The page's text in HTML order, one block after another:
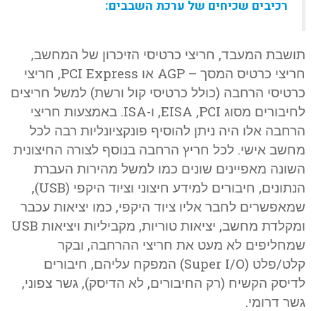
רכיבים שכיחים של ערכת השבבים:
תושבת המעבד, חריצי כרטיסי הזיכרון של המחשב,
חריצי כרטיס המסך – AGP או PCI Express, חריצי
כרטיסי הרחבה (כולל כרטיסי קול ורשת) למשל חריצים
לחיבורים מסוג PCI,‏ EISA, ו-ISA. באמצעות חריצי
הרחבה אלו היה ניתן להוסיף פונקציונליות רבה לכל
מחשב אישי. לכל חריץ הרחבה בנוסף לצורה החיצונית
השונה מאפיינים שונים כמו למשל מהירות העברת
הנתונים, חיבורים למידע חיצוני וציוד היקפי (USB),
שמאפשרים לחבר אליו ציוד היקפי, כמו יציאות עכבר
ומקלדת מחשב, יציאות טוריות, מקביליות ויציאות USB
שמחליפים לא מעט את חריצי ההרחבה, ובקר
קלט/פלט (Super I/O) המפקח עליהם, חיבורים
לדיסק הקשיח (רק החיבורים, לא הדיסק), גשר צפוני,
גשר דרומי.